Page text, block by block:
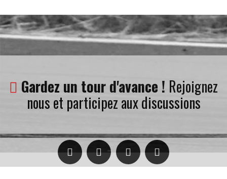
Gardez un tour d'avance ! Rejoignez
nous et participez aux discussions